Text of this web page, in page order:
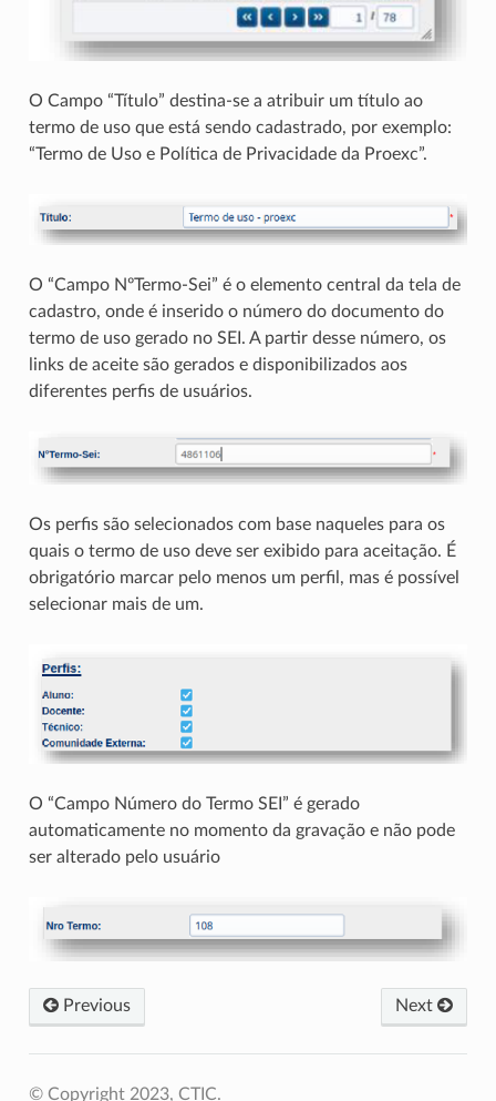
O Campo “Título” destina-se a atribuir um título ao
termo de uso que está sendo cadastrado, por exemplo:
“Termo de Uso e Política de Privacidade da Proexc”.
O “Campo NºTermo-Sei” é o elemento central da tela de
cadastro, onde é inserido o número do documento do
termo de uso gerado no SEI. A partir desse número, os
links de aceite são gerados e disponibilizados aos
diferentes perfis de usuários.
Os perfis são selecionados com base naqueles para os
quais o termo de uso deve ser exibido para aceitação. É
obrigatório marcar pelo menos um perfil, mas é possível
selecionar mais de um.
O “Campo Número do Termo SEI” é gerado
automaticamente no momento da gravação e não pode
ser alterado pelo usuário
Previous Next
© Copyright 2023, CTIC.